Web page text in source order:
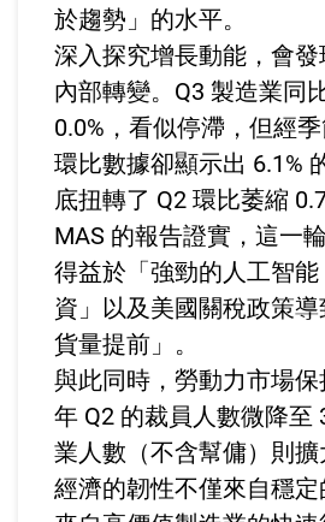
於趨勢」的水平。
深入探究增長動能，會
內部轉變。Q3 製造業同
0.0%，看似停滯，但經
環比數據卻顯示出 6.1%
底扭轉了 Q2 環比萎縮
MAS 的報告證實，這一
得益於「強勁的人工智能
資」以及美國關稅政策
貨量提前」。
與此同時，勞動力市場
年 Q2 的裁員人數微降至
業人數（不含幫傭）則擴
經濟的韌性不僅來自穩